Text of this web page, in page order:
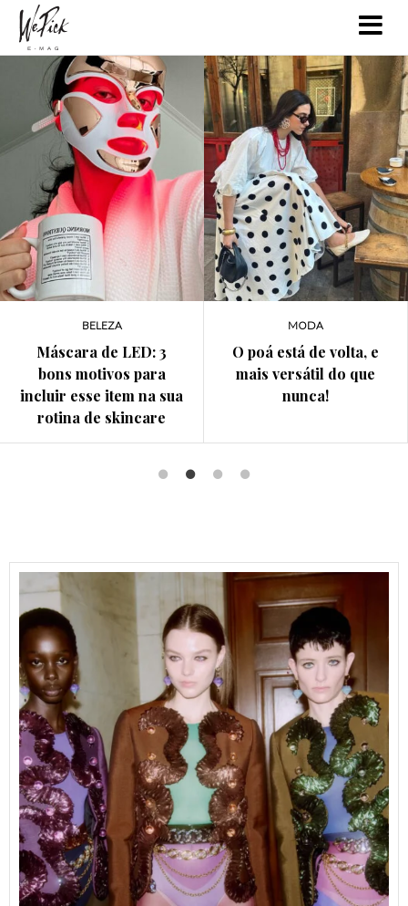
ETC
Procurando sua
próxima leitura?
Conheça o Service95,
clube do livro de Dua...
ETC
Maneiras criativas de
registrar lembranças
especiais